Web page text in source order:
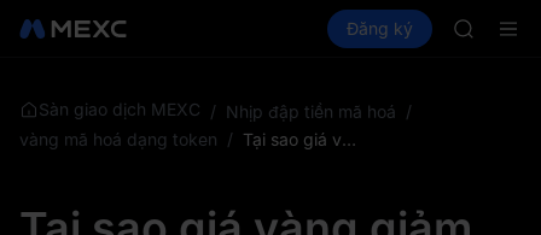
Thị trường Spot Futures
Đăng ký
ACE
Sàn giao dịch MEXC / Nhịp đập tiền mã hoá /
vàng mã hoá dạng token / Tại sao giá vàng giảm hôm nay?